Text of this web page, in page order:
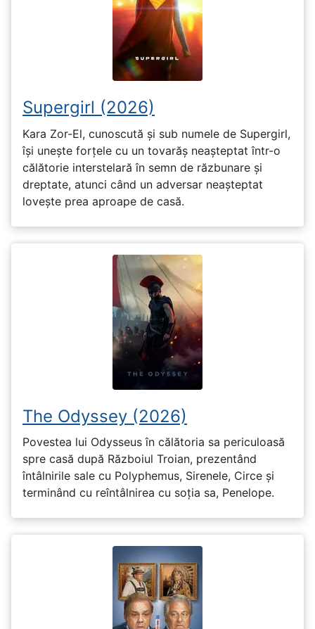
Supergirl (2026)
Kara Zor-El, cunoscută și sub numele de Supergirl,
își unește forțele cu un tovarăș neașteptat într-o
călătorie interstelară în semn de răzbunare și
dreptate, atunci când un adversar neașteptat
lovește prea aproape de casă.
The Odyssey (2026)
Povestea lui Odysseus în călătoria sa periculoasă
spre casă după Războiul Troian, prezentând
întâlnirile sale cu Polyphemus, Sirenele, Circe și
terminând cu reîntâlnirea cu soția sa, Penelope.